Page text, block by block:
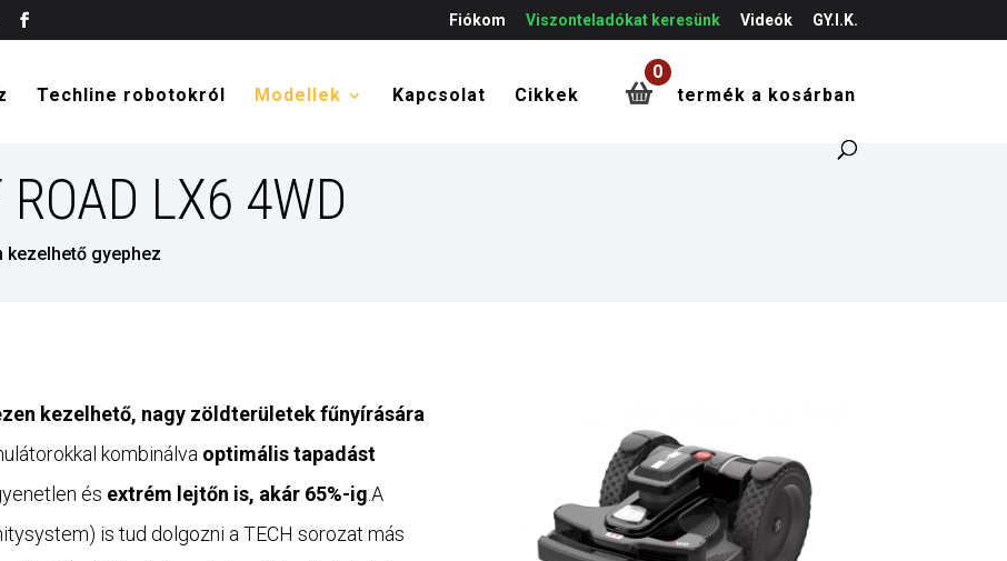
Fiókom Viszonteladókat keresünk Videók GY.I.K.
Techline robotokról Modellek Kapcsolat Cikkek
0
termék a kosárban
LX6 4WD
kezelhető gyephez
kezelhető, nagy zöldterületek fűnyírására
kombinálva optimális tapadást
és extrém lejtőn is, akár 65%-ig.A
is tud dolgozni a TECH sorozat más